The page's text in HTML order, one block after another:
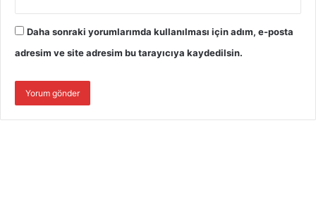
Daha sonraki yorumlarımda kullanılması için adım, e-posta
adresim ve site adresim bu tarayıcıya kaydedilsin.